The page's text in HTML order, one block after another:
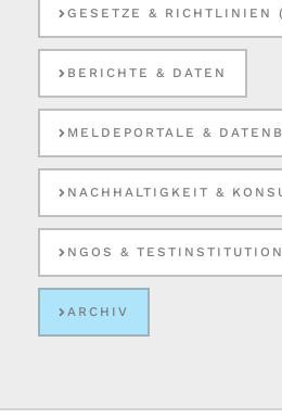
GESETZE & RICHTLINIEN
BERICHTE & DATEN
MELDEPORTALE &
NACHHALTIGKEIT &
NGOS &
ARCHIV